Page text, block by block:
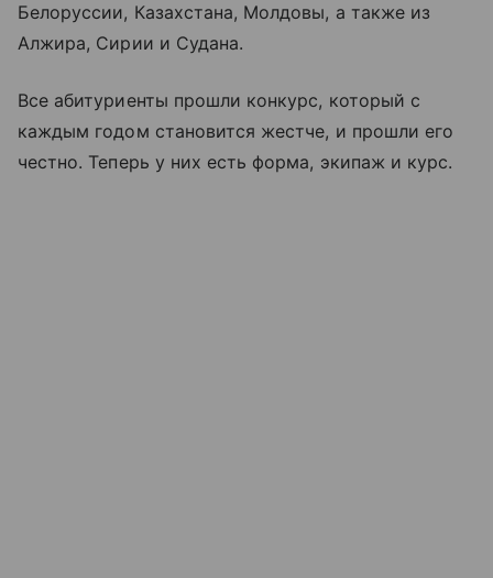
Белоруссии, Казахстана, Молдовы, а также из
Алжира, Сирии и Судана.
Все абитуриенты прошли конкурс, который с
каждым годом становится жестче, и прошли его
честно. Теперь у них есть форма, экипаж и курс.